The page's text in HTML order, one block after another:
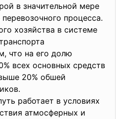
в значительной мере
процесса.
хозяйства в системе
что на его долю
всех основных средств
20% обшей
работает в условиях
атмосферных и